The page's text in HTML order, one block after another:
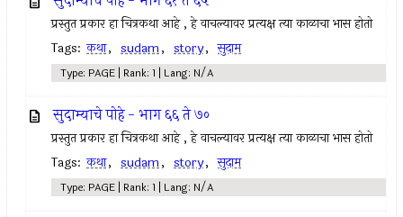
प्रस्तुत प्रकार हा चित्रकथा आहे , हे वाचल्यावर प्रत्यक्ष त्या काळाचा भास होतो
Tags: कथा, sudam, story, सुदाम
Type: PAGE | Rank: 1 | Lang: N/A
सुदाम्याचे पोहे - भाग ६६ ते ७०
प्रस्तुत प्रकार हा चित्रकथा आहे , हे वाचल्यावर प्रत्यक्ष त्या काळाचा भास होतो
Tags: कथा, sudam, story, सुदाम
Type: PAGE | Rank: 1 | Lang: N/A